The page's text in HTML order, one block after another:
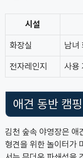
시설
화장실 남녀
전자레인지 사용
애견 동반 캠
김천 숲속 야영장은 애
형견을 위한 놀이터가